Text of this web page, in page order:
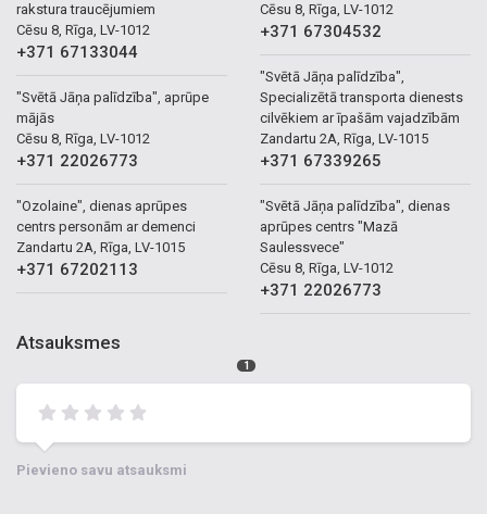
rakstura traucējumiem
Cēsu 8, Rīga, LV-1012
+371 67133044
"Svētā Jāņa palīdzība", aprūpe
mājās
Cēsu 8, Rīga, LV-1012
+371 22026773
"Ozolaine", dienas aprūpes
centrs personām ar demenci
Zandartu 2A, Rīga, LV-1015
+371 67202113
Cēsu 8, Rīga, LV-1012
+371 67304532
"Svētā Jāņa palīdzība",
Specializētā transporta dienests
cilvēkiem ar īpašām vajadzībām
Zandartu 2A, Rīga, LV-1015
+371 67339265
"Svētā Jāņa palīdzība", dienas
aprūpes centrs "Mazā
Saulessvece"
Cēsu 8, Rīga, LV-1012
+371 22026773
Atsauksmes
1
Pievieno savu atsauksmi